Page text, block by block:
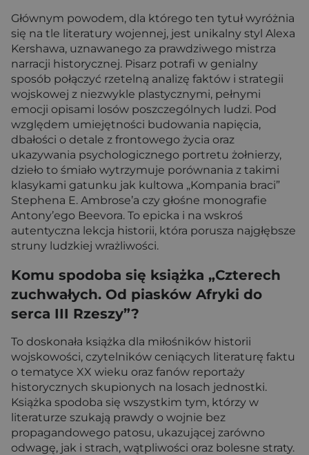
Głównym powodem, dla którego ten tytuł wyróżnia
się na tle literatury wojennej, jest unikalny styl Alexa
Kershawa, uznawanego za prawdziwego mistrza
narracji historycznej. Pisarz potrafi w genialny
sposób połączyć rzetelną analizę faktów i strategii
wojskowej z niezwykle plastycznymi, pełnymi
emocji opisami losów poszczególnych ludzi. Pod
względem umiejętności budowania napięcia,
dbałości o detale z frontowego życia oraz
ukazywania psychologicznego portretu żołnierzy,
dzieło to śmiało wytrzymuje porównania z takimi
klasykami gatunku jak kultowa „Kompania braci”
Stephena E. Ambrose’a czy głośne monografie
Antony’ego Beevora. To epicka i na wskroś
autentyczna lekcja historii, która porusza najgłębsze
struny ludzkiej wrażliwości.
Komu spodoba się książka „Czterech
zuchwałych. Od piasków Afryki do
serca III Rzeszy”?
To doskonała książka dla miłośników historii
wojskowości, czytelników ceniących literaturę faktu
o tematyce XX wieku oraz fanów reportaży
historycznych skupionych na losach jednostki.
Książka spodoba się wszystkim tym, którzy w
literaturze szukają prawdy o wojnie bez
propagandowego patosu, ukazującej zarówno
odwagę, jak i strach, wątpliwości oraz bolesne straty.